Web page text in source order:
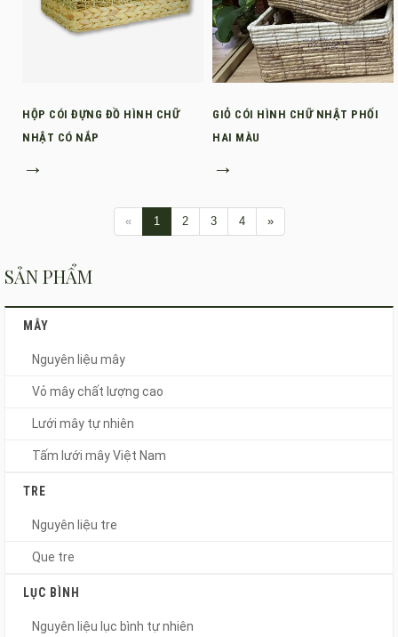
HỘP CÓI ĐỰNG ĐỒ HÌNH CHỮ
NHẬT CÓ NẮP
→
GIỎ CÓI HÌNH CHỮ NHẬT PHỐI
HAI MÀU
→
« 1 2 3 4 »
SẢN PHẨM
MÂY
Nguyên liệu mây
Vỏ mây chất lượng cao
Lưới mây tự nhiên
Tấm lưới mây Việt Nam
TRE
Nguyên liệu tre
Que tre
LỤC BÌNH
Nguyên liệu lục bình tự nhiên